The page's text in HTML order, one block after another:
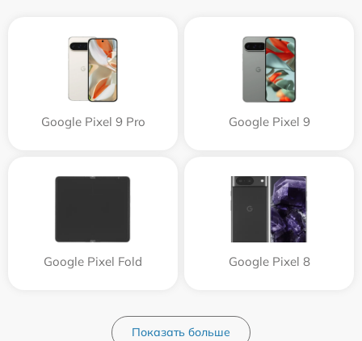
Google Pixel 9 Pro Google Pixel 9
Google Pixel Fold Google Pixel 8
Показать больше